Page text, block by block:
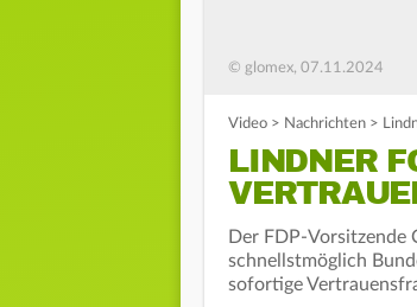
© glomex, 07.11.2024
Video > Nachrichten >
LINDNER
Der FDP-Vorsitzende
schnellstmöglich
sofortige